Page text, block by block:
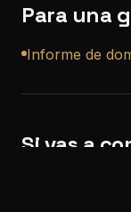
Para una
Informe de
Si vas a